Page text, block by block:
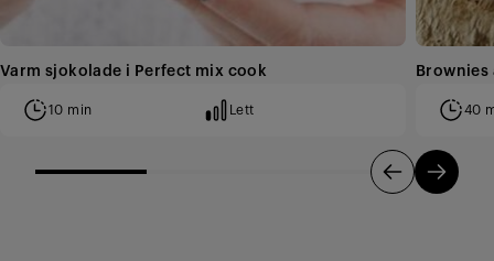
Varm sjokolade i Perfect mix cook
10 min Lett 40